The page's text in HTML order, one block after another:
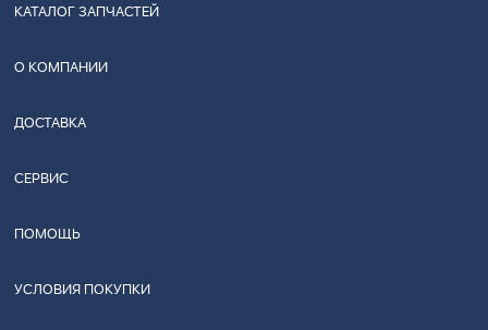
КАТАЛОГ ЗАПЧАСТЕЙ
О КОМПАНИИ
ДОСТАВКА
СЕРВИС
ПОМОЩЬ
УСЛОВИЯ ПОКУПКИ